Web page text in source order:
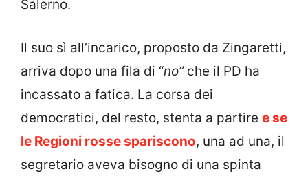
Salerno.
Il suo sì all’incarico, proposto da Zingaretti,
arriva dopo una fila di “no”che il PD ha
incassato a fatica. La corsa dei
democratici, del resto, stenta a partire e se
le Regioni rosse spariscono, una ad una, il
segretario aveva bisogno di una spinta